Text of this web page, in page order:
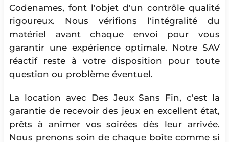
Codenames, font l'objet d'un contrôle qualité
rigoureux. Nous vérifions l'intégralité du
matériel avant chaque envoi pour vous
garantir une expérience optimale. Notre SAV
réactif reste à votre disposition pour toute
question ou problème éventuel.
La location avec Des Jeux Sans Fin, c'est la
garantie de recevoir des jeux en excellent état,
prêts à animer vos soirées dès leur arrivée.
Nous prenons soin de chaque boîte comme si